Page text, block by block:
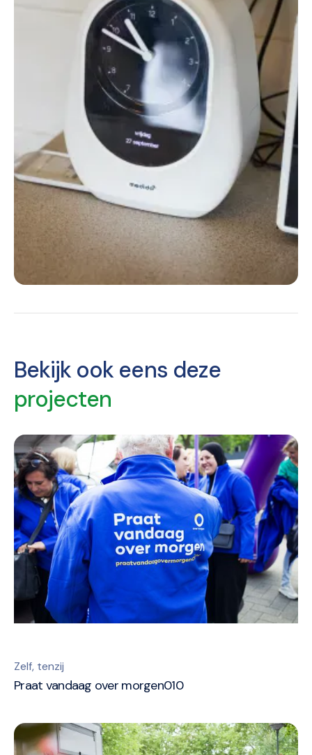
Bekijk ook eens deze
projecten
Zelf, tenzij
Praat vandaag over morgen010